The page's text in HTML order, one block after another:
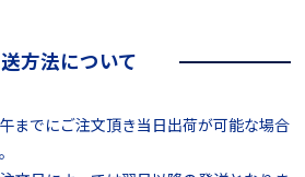
方法について
までにご注文頂き当日出荷が可能な場合